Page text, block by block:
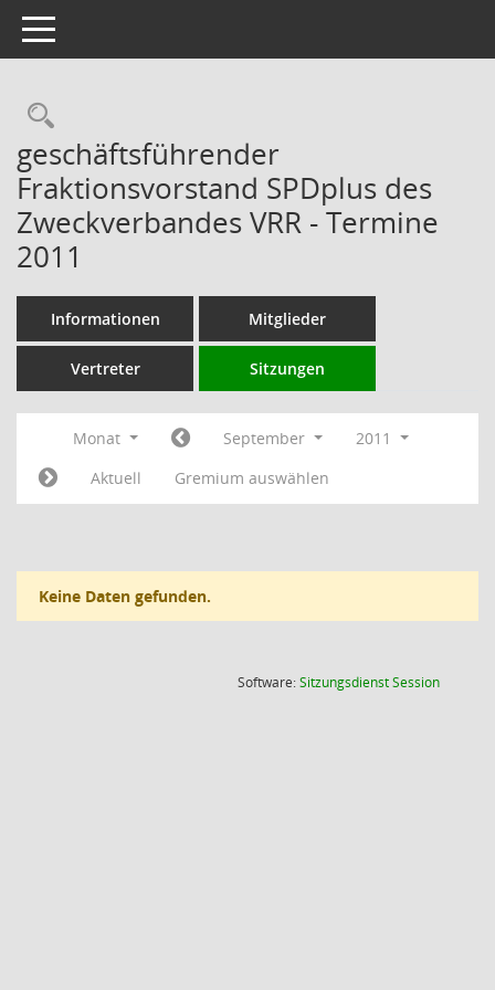
Toggle navigation
Rechercheauswahl
geschäftsführender
Fraktionsvorstand SPDplus des
Zweckverbandes VRR - Termine
2011
Informationen Mitglieder
Vertreter Sitzungen
Monat September
2011
Aktuell
Gremium auswählen
Keine Daten gefunden.
Software:SitzungsdienstSession(Wird in